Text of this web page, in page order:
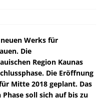
Werks für
Die
Region Kaunas
Die Eröffnung
Mitte 2018 geplant. Das
soll sich auf bis zu